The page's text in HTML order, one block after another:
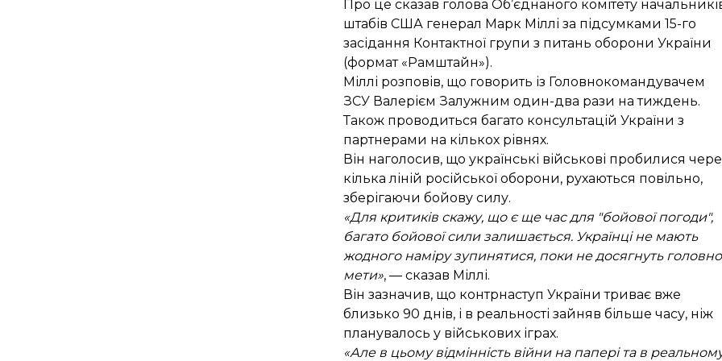
Про це сказав голова Об’єднаного комітету
штабів США генерал Марк Міллі за підсумками 15-го
засідання Контактної групи з питань оборони України
(формат «Рамштайн»).
Міллі розповів, що говорить із Головнокомандувачем
ЗСУ Валерієм Залужним один-два рази на тиждень.
Також проводиться багато консультацій України з
партнерами на кількох рівнях.
Він наголосив, що українські військові пробилися
кілька ліній російської оборони, рухаються повільно,
зберігаючи бойову силу.
«Для критиків скажу, що є ще час для "бойової погоди",
багато бойової сили залишається. Українці не мають
жодного наміру зупинятися, поки не досягнуть
мети», — сказав Міллі.
Він зазначив, що контрнаступ України триває вже
близько 90 днів, і в реальності зайняв більше часу, ніж
планувалось у військових іграх.
«Але в цьому відмінність війни на папері та в